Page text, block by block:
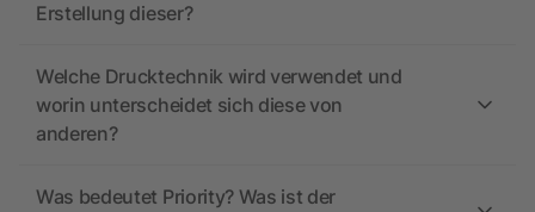
Erstellung dieser?
Welche Drucktechnik wird verwendet und
worin unterscheidet sich diese von
anderen?
Was bedeutet Priority? Was ist der